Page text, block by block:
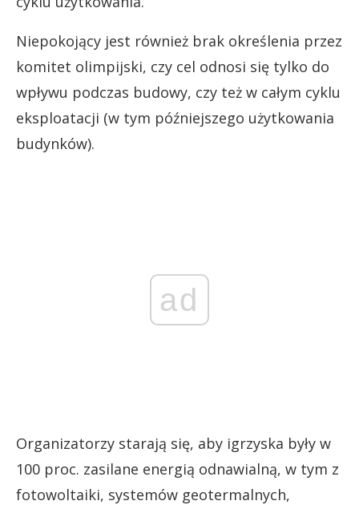
Niepokojący jest również brak określenia przez
komitet olimpijski, czy cel odnosi się tylko do
wpływu podczas budowy, czy też w całym cyklu
eksploatacji (w tym późniejszego użytkowania
budynków).
ad
Organizatorzy starają się, aby igrzyska były w
100 proc. zasilane energią odnawialną, w tym z
fotowoltaiki, systemów geotermalnych,